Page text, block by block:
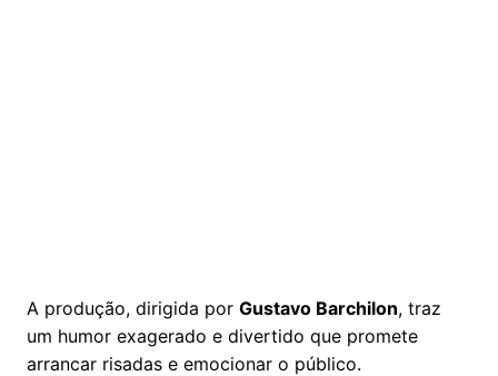
A produção, dirigida por Gustavo Barchilon, traz
um humor exagerado e divertido que promete
arrancar risadas e emocionar o público.